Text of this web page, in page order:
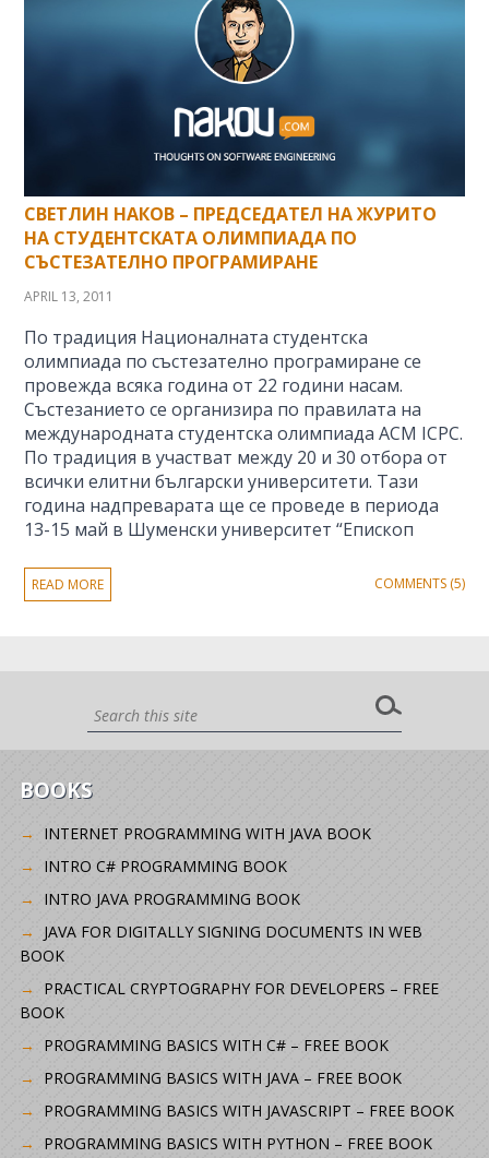
СВЕТЛИН НАКОВ – ПРЕДСЕДАТЕЛ НА ЖУРИТО
НА СТУДЕНТСКАТА ОЛИМПИАДА ПО
СЪСТЕЗАТЕЛНО ПРОГРАМИРАНЕ
APRIL 13, 2011
По традиция Националната студентска
олимпиада по състезателно програмиране се
провежда всяка година от 22 години насам.
Състезанието се организира по правилата на
международната студентска олимпиада ACM ICPC.
По традиция в участват между 20 и 30 отбора от
всички елитни български университети. Тази
година надпреварата ще се проведе в периода
13-15 май в Шуменски университет “Епископ
READ MORE COMMENTS (5)
BOOKS
INTERNET PROGRAMMING WITH JAVA BOOK
INTRO C# PROGRAMMING BOOK
INTRO JAVA PROGRAMMING BOOK
JAVA FOR DIGITALLY SIGNING DOCUMENTS IN WEB
BOOK
PRACTICAL CRYPTOGRAPHY FOR DEVELOPERS – FREE
BOOK
PROGRAMMING BASICS WITH C# – FREE BOOK
PROGRAMMING BASICS WITH JAVA – FREE BOOK
PROGRAMMING BASICS WITH JAVASCRIPT – FREE BOOK
PROGRAMMING BASICS WITH PYTHON – FREE BOOK